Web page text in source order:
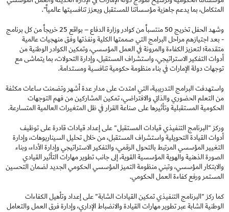
المتكامل، بما يدعم جاهزية مؤسساتنا للمستقبل ويعزز تنافسيتها عالمياً".
وشهد الحفل تخريج 50 منتسباً من كوادر وزارة الدفاع – بواقع 25 خريجاً من كل برنامج
- بعد اجتيازهم مراحل البرامج التي صممتها الكلية ونفذتها وفق منهجيات عالمية
متقدمة؛ لتعزيز الكفاءة والمرونة في العمل المؤسسي، وتمكين الكوادر الوطنية من
أدوات التفكير الاستراتيجي، واستشراف المستقبل، وإدارة التحولات، بما يتماشى مع
توجهات دولة الإمارات في بناء منظومة حكومية تنافسية ومستدامة.
واستهدفت البرامج التدريبية، التي امتدت على مدار عدة أشهر وتضمنت ساعات مكثفة
من التعلم الحضوري والذاتي والافتراضي، تمكين المشاركين من فهم التوجهات
الحكومية المستقبلية وتأثيرها على صناعة القرار في ظل المتغيرات العالمية المتسارعة.
وركز "البرنامج التنفيذي قيادات المستقبل" على إعداد قيادات قادرة على توظيف
أدوات القيادة التحويلية واستشراف المستقبل، من خلال تحليل السيناريوهات، وإدارة
التغيير المؤسسي المرتبط بالتحول الرقمي، والتفكير الاستراتيجي وإدارة الأداء، وبناء
الصورة الذهنية والهوية المؤسسية القوية، إلى جانب تطوير مهارات التأثير القيادي
والابتكار المؤسسي، وتبني منظومة التميز المؤسسي الحكومي الجديد لضمان التحسين
المستمر ورفع كفاءة العمل الحكومي.
كما ركز "البرنامج التنفيذي تمكين القيادات الشابة" على إعداد وتأهيل الكفاءات
الوطنية الشابة عبر تطوير مهارات القيادة والانضباط الإداري، وإدارة فرق العمل والتعامل